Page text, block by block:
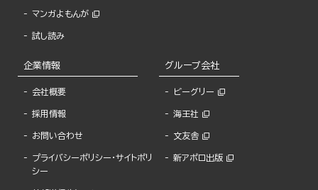
マンガよもんが
試し読み
企業情報
会社概要
採用情報
お問い合わせ
プライバシーポリシー・サイトポリ
シー
グループ会社
ビーグリー
海王社
文友舎
新アポロ出版